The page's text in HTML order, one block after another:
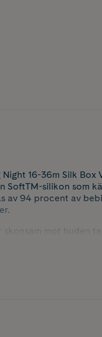
Night 16-36m Silk
SoftTM-silikon som
av 94 procent av
skonsam mot huden
mer hållbart val
och